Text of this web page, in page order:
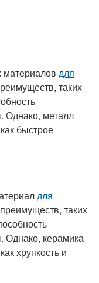
для
таких
Однако, металл
быстрое
для
таких
Однако, керамика
хрупкость и